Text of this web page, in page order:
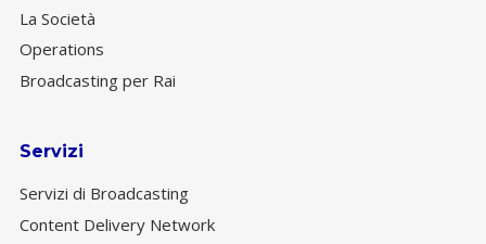
La Società
Operations
Broadcasting per Rai
Servizi
Servizi di Broadcasting
Content Delivery Network